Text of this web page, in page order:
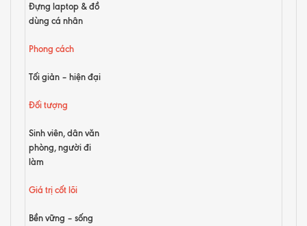
Đựng laptop & đồ
dùng cá nhân
Phong cách
Tối giản – hiện đại
Đối tượng
Sinh viên, dân văn
phòng, người đi
làm
Giá trị cốt lõi
Bền vững – sống